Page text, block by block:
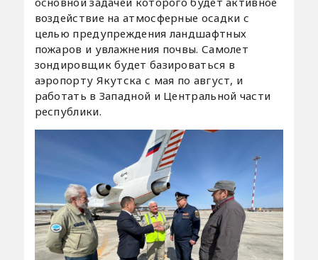
воздействие на атмосферные осадки с
целью предупреждения ландшафтных
пожаров и увлажнения почвы. Самолет
зондировщик будет базироваться в
аэропорту Якутска с мая по август, и
работать в Западной и Центральной части
республики.